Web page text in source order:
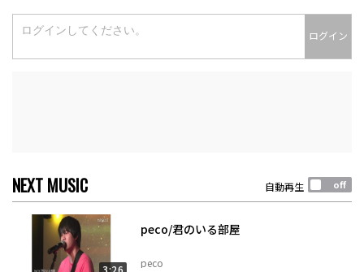
ログイン
NEXT MUSIC 自動再生
3:26
peco/君のいる部屋
peco